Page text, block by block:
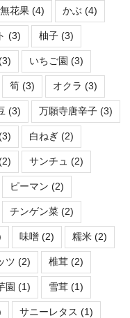
無花果 (4) かぶ (4)
(3) 柚子 (3)
いちご園 (3)
筍 (3) オクラ (3)
(3) 万願寺唐辛子 (3)
白ねぎ (2)
サンチュ (2)
ピーマン (2)
チンゲン菜 (2)
味噌 (2) 糯米 (2)
ツ (2) 椎茸 (2)
園 (1) 雪茸 (1)
サニーレタス (1)